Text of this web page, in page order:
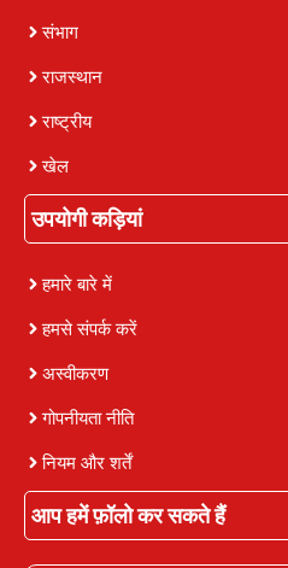
संभाग
राजस्थान
राष्ट्रीय
खेल
उपयोगी कड़ियां
हमारे बारे में
हमसे संपर्क करें
अस्वीकरण
गोपनीयता नीति
नियम और शर्तें
आप हमें फ़ॉलो कर सकते हैं